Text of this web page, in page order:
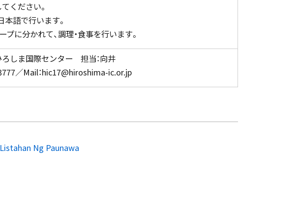
ください。
本語で行います。
プに分かれて、調理・食事を行います。
しま国際センター 担当：向井
／Mail：hic17@hiroshima-ic.or.jp
Listahan Ng Paunawa